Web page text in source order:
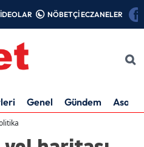
NÖBETÇİ ECZANELER
Genel Gündem Asayiş